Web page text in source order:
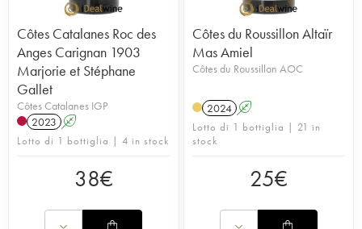
Côtes Catalanes Roc des
Anges Carignan 1903
Marjorie et Stéphane
Gallet
Côtes Catalanes IGP
2023 A
Lotto di 1 bottiglia | 4 in stock
38€
Côtes du Roussillon Altaïr
Mas Amiel
Côtes du Roussillon AOC
2024 A
Lotto di 1 bottiglia | 21 in
stock
25€